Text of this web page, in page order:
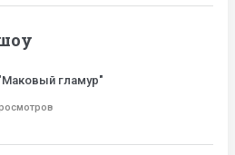
гламур"